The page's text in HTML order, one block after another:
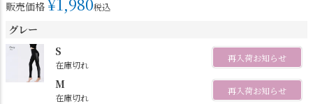
販売価格
税込
グレー
S
在庫切れ
再入荷お知らせ
M
在庫切れ
再入荷お知らせ